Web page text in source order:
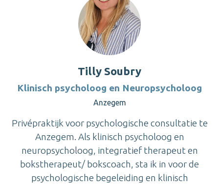
Tilly Soubry
Klinisch psycholoog en Neuropsycholoog
Anzegem
Privépraktijk voor psychologische consultatie te
Anzegem. Als klinisch psycholoog en
neuropsycholoog, integratief therapeut en
bokstherapeut/ bokscoach, sta ik in voor de
psychologische begeleiding en klinisch